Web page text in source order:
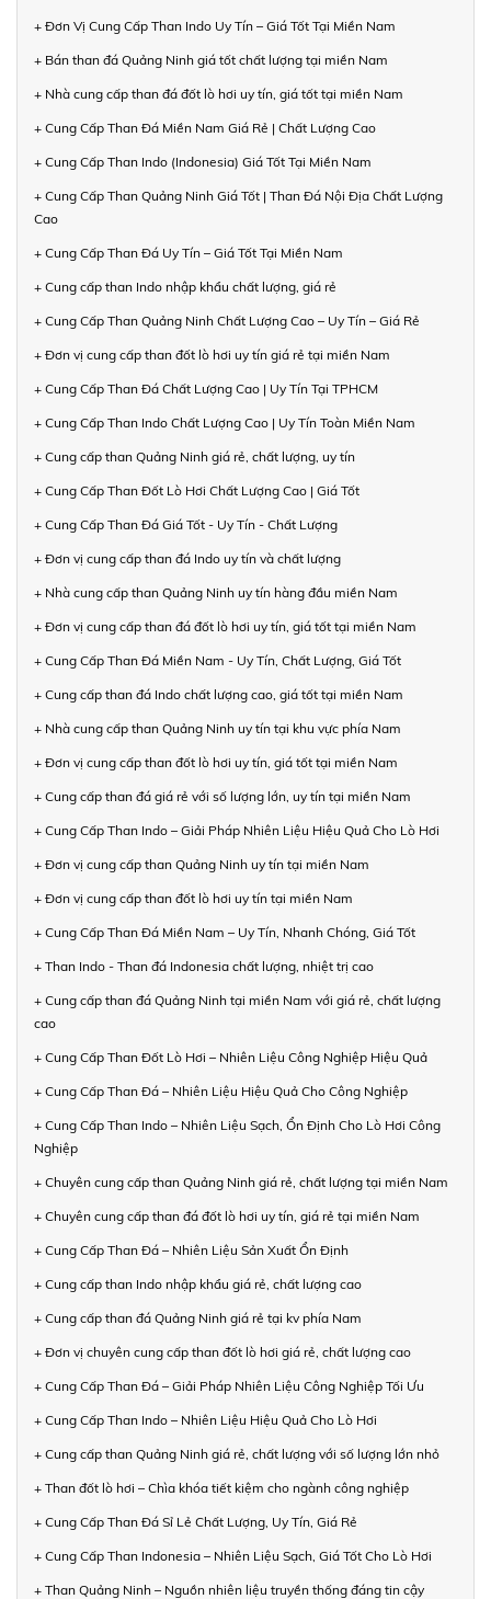
+ Đơn Vị Cung Cấp Than Indo Uy Tín – Giá Tốt Tại Miền Nam
+ Bán than đá Quảng Ninh giá tốt chất lượng tại miền Nam
+ Nhà cung cấp than đá đốt lò hơi uy tín, giá tốt tại miền Nam
+ Cung Cấp Than Đá Miền Nam Giá Rẻ | Chất Lượng Cao
+ Cung Cấp Than Indo (Indonesia) Giá Tốt Tại Miền Nam
+ Cung Cấp Than Quảng Ninh Giá Tốt | Than Đá Nội Địa Chất Lượng
Cao
+ Cung Cấp Than Đá Uy Tín – Giá Tốt Tại Miền Nam
+ Cung cấp than Indo nhập khẩu chất lượng, giá rẻ
+ Cung Cấp Than Quảng Ninh Chất Lượng Cao – Uy Tín – Giá Rẻ
+ Đơn vị cung cấp than đốt lò hơi uy tín giá rẻ tại miền Nam
+ Cung Cấp Than Đá Chất Lượng Cao | Uy Tín Tại TPHCM
+ Cung Cấp Than Indo Chất Lượng Cao | Uy Tín Toàn Miền Nam
+ Cung cấp than Quảng Ninh giá rẻ, chất lượng, uy tín
+ Cung Cấp Than Đốt Lò Hơi Chất Lượng Cao | Giá Tốt
+ Cung Cấp Than Đá Giá Tốt - Uy Tín - Chất Lượng
+ Đơn vị cung cấp than đá Indo uy tín và chất lượng
+ Nhà cung cấp than Quảng Ninh uy tín hàng đầu miền Nam
+ Đơn vị cung cấp than đá đốt lò hơi uy tín, giá tốt tại miền Nam
+ Cung Cấp Than Đá Miền Nam - Uy Tín, Chất Lượng, Giá Tốt
+ Cung cấp than đá Indo chất lượng cao, giá tốt tại miền Nam
+ Nhà cung cấp than Quảng Ninh uy tín tại khu vực phía Nam
+ Đơn vị cung cấp than đốt lò hơi uy tín, giá tốt tại miền Nam
+ Cung cấp than đá giá rẻ với số lượng lớn, uy tín tại miền Nam
+ Cung Cấp Than Indo – Giải Pháp Nhiên Liệu Hiệu Quả Cho Lò Hơi
+ Đơn vị cung cấp than Quảng Ninh uy tín tại miền Nam
+ Đơn vị cung cấp than đốt lò hơi uy tín tại miền Nam
+ Cung Cấp Than Đá Miền Nam – Uy Tín, Nhanh Chóng, Giá Tốt
+ Than Indo - Than đá Indonesia chất lượng, nhiệt trị cao
+ Cung cấp than đá Quảng Ninh tại miền Nam với giá rẻ, chất lượng
cao
+ Cung Cấp Than Đốt Lò Hơi – Nhiên Liệu Công Nghiệp Hiệu Quả
+ Cung Cấp Than Đá – Nhiên Liệu Hiệu Quả Cho Công Nghiệp
+ Cung Cấp Than Indo – Nhiên Liệu Sạch, Ổn Định Cho Lò Hơi Công
Nghiệp
+ Chuyên cung cấp than Quảng Ninh giá rẻ, chất lượng tại miền Nam
+ Chuyên cung cấp than đá đốt lò hơi uy tín, giá rẻ tại miền Nam
+ Cung Cấp Than Đá – Nhiên Liệu Sản Xuất Ổn Định
+ Cung cấp than Indo nhập khẩu giá rẻ, chất lượng cao
+ Cung cấp than đá Quảng Ninh giá rẻ tại kv phía Nam
+ Đơn vị chuyên cung cấp than đốt lò hơi giá rẻ, chất lượng cao
+ Cung Cấp Than Đá – Giải Pháp Nhiên Liệu Công Nghiệp Tối Ưu
+ Cung Cấp Than Indo – Nhiên Liệu Hiệu Quả Cho Lò Hơi
+ Cung cấp than Quảng Ninh giá rẻ, chất lượng với số lượng lớn nhỏ
+ Than đốt lò hơi – Chìa khóa tiết kiệm cho ngành công nghiệp
+ Cung Cấp Than Đá Sỉ Lẻ Chất Lượng, Uy Tín, Giá Rẻ
+ Cung Cấp Than Indonesia – Nhiên Liệu Sạch, Giá Tốt Cho Lò Hơi
+ Than Quảng Ninh – Nguồn nhiên liệu truyền thống đáng tin cậy